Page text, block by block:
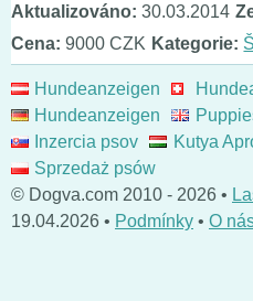
Aktualizováno: 30.03.2014
Cena: 9000 CZK Kategorie:
Hundeanzeigen
Hundeanzeigen
Inzercia psov
Kutya
Sprzedaż psów
© Dogva.com 2010 - 2026 •
19.04.2026 • Podmínky • O